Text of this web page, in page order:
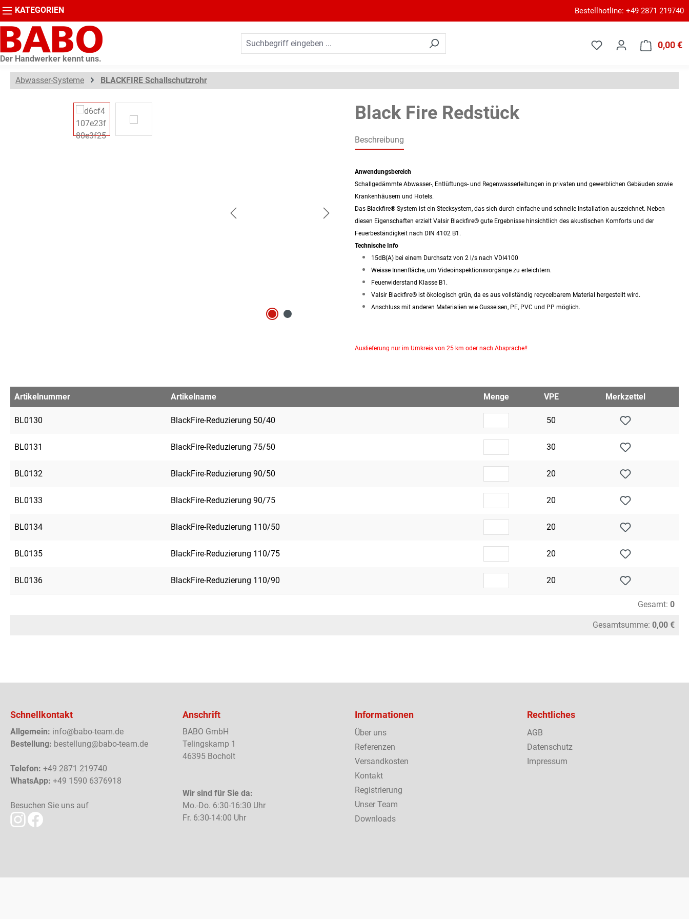
Zur Hauptnavigation springen Bestellhotline: +49 2871 219740
Der Handwerker kennt uns.
0,00 €
KATEGORIEN
Abwasser-Systeme BLACKFIRE Schallschutzrohr
Bildergalerie überspringen Black Fire Redstück
Beschreibung
Anwendungsbereich
Schallgedämmte Abwasser-, Entlüftungs- und Regenwasserleitungen in privaten und gewerblichen Gebäuden sowie
Krankenhäusern und Hotels.
Das Blackfire® System ist ein Stecksystem, das sich durch einfache und schnelle Installation auszeichnet. Neben
diesen Eigenschaften erzielt Valsir Blackfire® gute Ergebnisse hinsichtlich des akustischen Komforts und der
Feuerbeständigkeit nach DIN 4102 B1.
Technische Info
15dB(A) bei einem Durchsatz von 2 l/s nach VDI4100
Weisse Innenfläche, um Videoinspektionsvorgänge zu erleichtern.
Feuerwiderstand Klasse B1.
Valsir Blackfire® ist ökologisch grün, da es aus vollständig recycelbarem Material hergestellt wird.
Anschluss mit anderen Materialien wie Gusseisen, PE, PVC und PP möglich.
Auslieferung nur im Umkreis von 25 km oder nach Absprache!!
Artikelnummer Artikelname Menge VPE Merkzettel
BL0130 BlackFire-Reduzierung 50/40 50
BL0131 BlackFire-Reduzierung 75/50 30
BL0132 BlackFire-Reduzierung 90/50 20
BL0133 BlackFire-Reduzierung 90/75 20
BL0134 BlackFire-Reduzierung 110/50 20
BL0135 BlackFire-Reduzierung 110/75 20
BL0136 BlackFire-Reduzierung 110/90 20
Gesamt: 0
Gesamtsumme: 0,00 €
Schnellkontakt
Allgemein: info@babo-team.de
Bestellung: bestellung@babo-team.de
Telefon: +49 2871 219740
WhatsApp: +49 1590 6376918
Besuchen Sie uns auf
Anschrift
BABO GmbH
Telingskamp 1
46395 Bocholt
Wir sind für Sie da:
Mo.-Do. 6:30-16:30 Uhr
Fr. 6:30-14:00 Uhr
Informationen
Über uns
Referenzen
Versandkosten
Kontakt
Registrierung
Unser Team
Downloads
Rechtliches
AGB
Datenschutz
Impressum